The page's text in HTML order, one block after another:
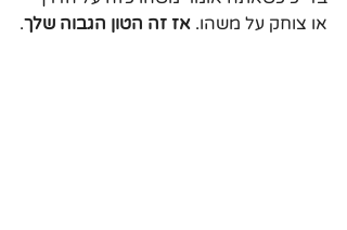
או צוחק על משהו. אז זה הטון הגבוה שלך.